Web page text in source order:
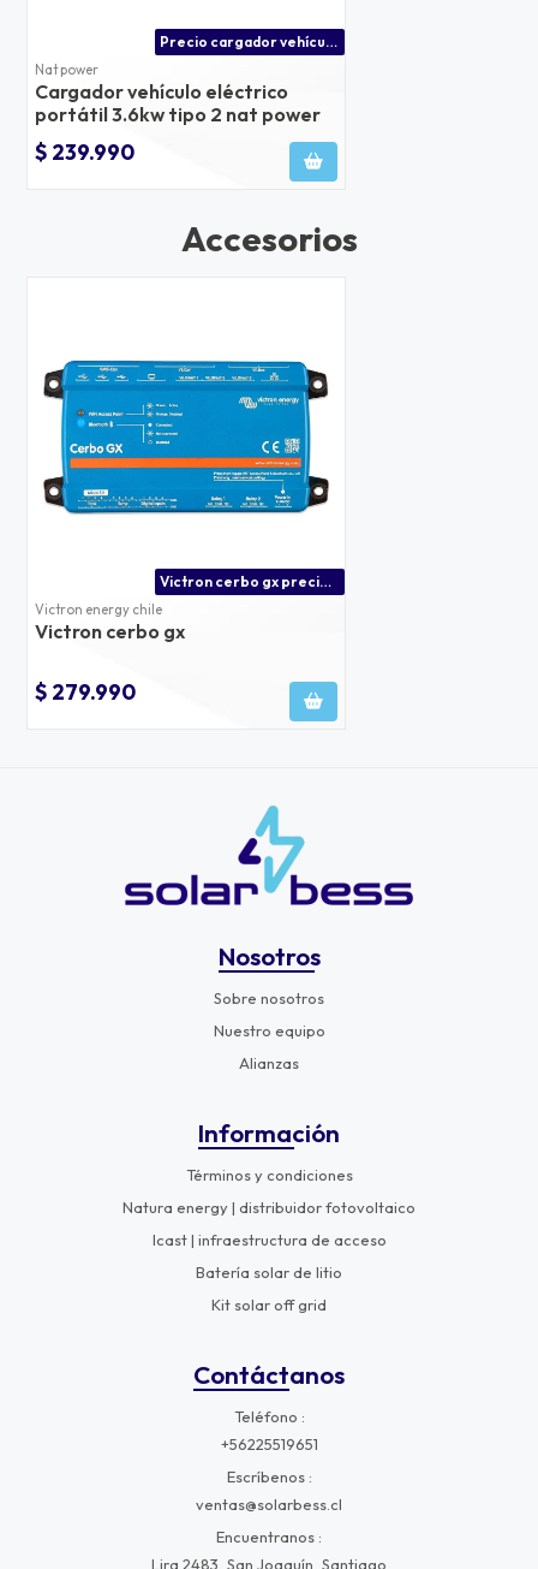
Precio cargador vehículo eléctrico tipo 2 residencial
Nat power
Cargador vehículo eléctrico
portátil 3.6kw tipo 2 nat power
$ 239.990
Accesorios
Victron cerbo gx precio chile
Victron energy chile
Victron cerbo gx
$ 279.990
Nosotros
Sobre nosotros
Nuestro equipo
Alianzas
Información
Términos y condiciones
Natura energy | distribuidor fotovoltaico
Icast | infraestructura de acceso
Batería solar de litio
Kit solar off grid
Contáctanos
Teléfono
+56225519651
Escríbenos
ventas@solarbess.cl
Encuentranos
Lira 2483, San Joaquín, Santiago